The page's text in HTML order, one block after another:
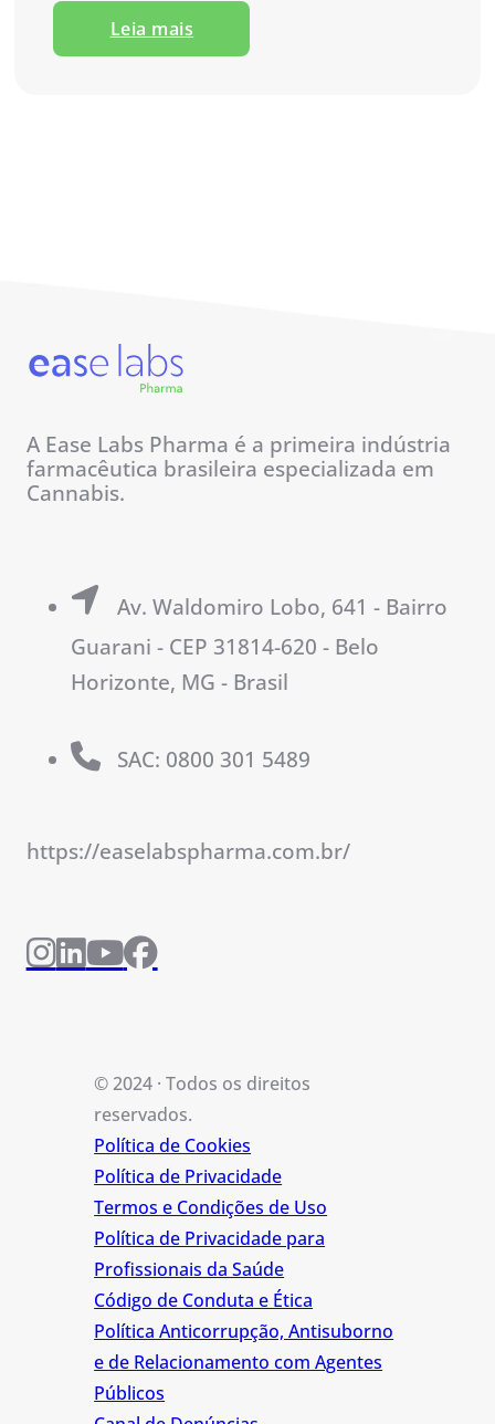
Leia mais
A Ease Labs Pharma é a primeira indústria
farmacêutica brasileira especializada em
Cannabis.
Av. Waldomiro Lobo, 641 - Bairro
Guarani - CEP 31814-620 - Belo
Horizonte, MG - Brasil
SAC: 0800 301 5489
https://easelabspharma.com.br/
© 2024 · Todos os direitos
reservados.
Política de Cookies
Política de Privacidade
Termos e Condições de Uso
Política de Privacidade para
Profissionais da Saúde
Código de Conduta e Ética
Política Anticorrupção, Antisuborno
e de Relacionamento com Agentes
Públicos